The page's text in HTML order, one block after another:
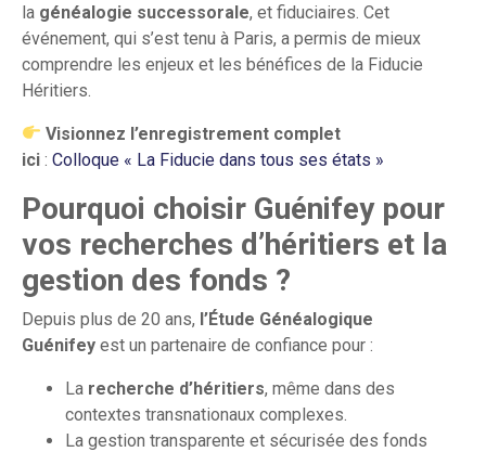
la généalogie successorale, et fiduciaires. Cet
événement, qui s’est tenu à Paris, a permis de mieux
comprendre les enjeux et les bénéfices de la Fiducie
Héritiers.
Visionnez l’enregistrement complet
ici : Colloque « La Fiducie dans tous ses états »
Pourquoi choisir Guénifey pour
vos recherches d’héritiers et la
gestion des fonds ?
Depuis plus de 20 ans, l’Étude Généalogique
Guénifey est un partenaire de confiance pour :
La recherche d’héritiers, même dans des
contextes transnationaux complexes.
La gestion transparente et sécurisée des fonds